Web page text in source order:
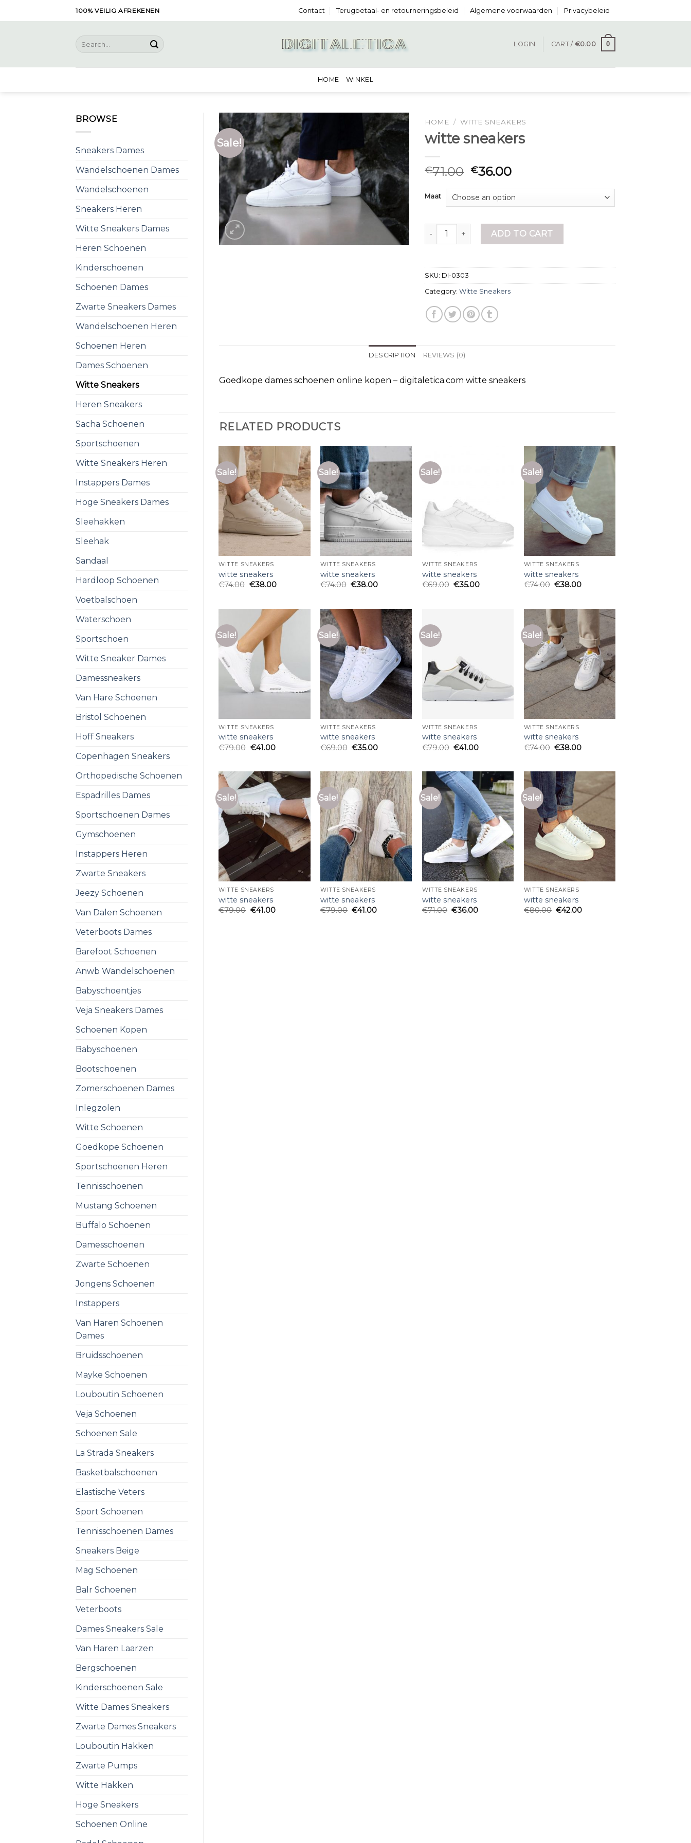
to
100% VEILIG AFREKENEN Contact Terugbetaal- en retourneringsbeleid Algemene voorwaarden Privacybeleid
Search
for:
LOGIN CART / €0.00 0
HOME WINKEL
BROWSE
Sneakers Dames
Wandelschoenen Dames
Wandelschoenen
Sneakers Heren
Witte Sneakers Dames
Heren Schoenen
Kinderschoenen
Schoenen Dames
Zwarte Sneakers Dames
Wandelschoenen Heren
Schoenen Heren
Dames Schoenen
Witte Sneakers
Heren Sneakers
Sacha Schoenen
Sportschoenen
Witte Sneakers Heren
Instappers Dames
Hoge Sneakers Dames
Sleehakken
Sleehak
Sandaal
Hardloop Schoenen
Voetbalschoen
Waterschoen
Sportschoen
Witte Sneaker Dames
Damessneakers
Van Hare Schoenen
Bristol Schoenen
Hoff Sneakers
Copenhagen Sneakers
Orthopedische Schoenen
Espadrilles Dames
Sportschoenen Dames
Gymschoenen
Instappers Heren
Zwarte Sneakers
Jeezy Schoenen
Van Dalen Schoenen
Veterboots Dames
Barefoot Schoenen
Anwb Wandelschoenen
Babyschoentjes
Veja Sneakers Dames
Schoenen Kopen
Babyschoenen
Bootschoenen
Zomerschoenen Dames
Inlegzolen
Witte Schoenen
Goedkope Schoenen
Sportschoenen Heren
Tennisschoenen
Mustang Schoenen
Buffalo Schoenen
Damesschoenen
Zwarte Schoenen
Jongens Schoenen
Instappers
Van Haren Schoenen
Dames
Bruidsschoenen
Mayke Schoenen
Louboutin Schoenen
Veja Schoenen
Schoenen Sale
La Strada Sneakers
Basketbalschoenen
Elastische Veters
Sport Schoenen
Tennisschoenen Dames
Sneakers Beige
Mag Schoenen
Balr Schoenen
Veterboots
Dames Sneakers Sale
Van Haren Laarzen
Bergschoenen
Kinderschoenen Sale
Witte Dames Sneakers
Zwarte Dames Sneakers
Louboutin Hakken
Zwarte Pumps
Witte Hakken
Hoge Sneakers
Schoenen Online
Sale!
HOME / WITTE SNEAKERS
witte sneakers
€71.00 €36.00
Maat
witte sneakers quantityADD TO CART
SKU: DI-0303
Category:Witte Sneakers
DESCRIPTION REVIEWS (0)
Goedkope dames schoenen online kopen – digitaletica.com witte sneakers
RELATED PRODUCTS
Sale!
WITTE SNEAKERS
witte sneakers
€74.00 €38.00
Sale!
WITTE SNEAKERS
witte sneakers
€74.00 €38.00
Sale!
WITTE SNEAKERS
witte sneakers
€69.00 €35.00
Sale!
WITTE SNEAKERS
witte sneakers
€74.00 €38.00
Sale!
WITTE SNEAKERS
witte sneakers
€79.00 €41.00
Sale!
WITTE SNEAKERS
witte sneakers
€69.00 €35.00
Sale!
WITTE SNEAKERS
witte sneakers
€79.00 €41.00
Sale!
WITTE SNEAKERS
witte sneakers
€74.00 €38.00
Sale!
WITTE SNEAKERS
witte sneakers
€79.00 €41.00
Sale!
WITTE SNEAKERS
witte sneakers
€79.00 €41.00
Sale!
WITTE SNEAKERS
witte sneakers
€71.00 €36.00
Sale!
WITTE SNEAKERS
witte sneakers
€80.00 €42.00